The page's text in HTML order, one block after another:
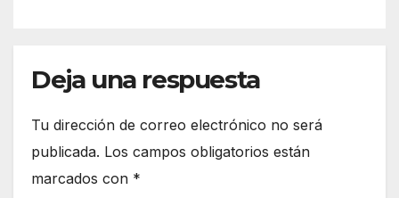
Deja una respuesta
Tu dirección de correo electrónico no será
publicada. Los campos obligatorios están
marcados con *